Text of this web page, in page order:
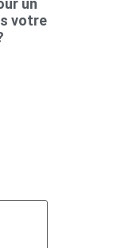
un
votre